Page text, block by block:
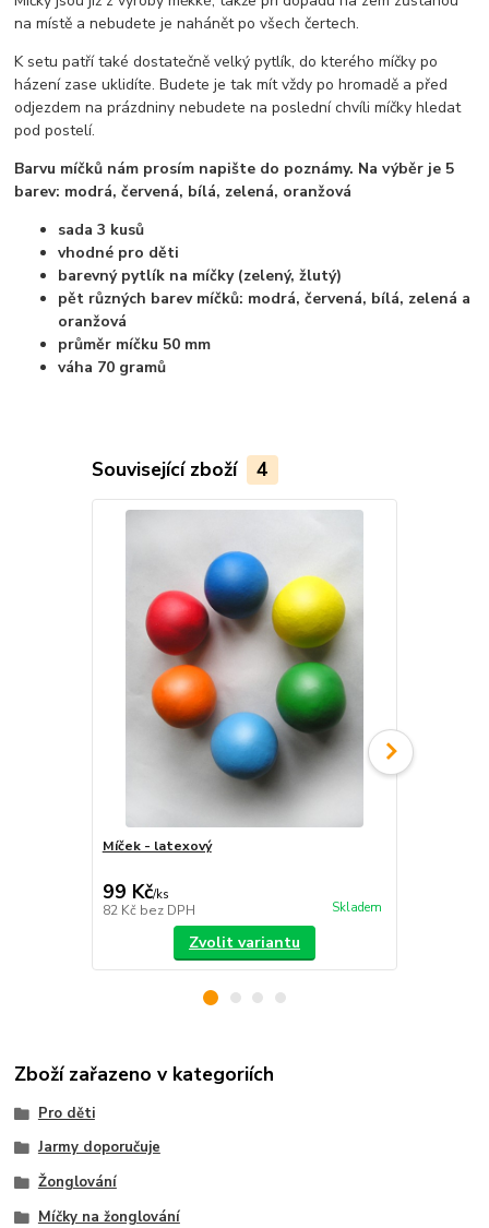
na místě a nebudete je nahánět po všech čertech.
K setu patří také dostatečně velký pytlík, do kterého míčky po
házení zase uklidíte. Budete je tak mít vždy po hromadě a před
odjezdem na prázdniny nebudete na poslední chvíli míčky hledat
pod postelí.
Barvu míčků nám prosím napište do poznámy. Na výběr je 5
barev: modrá, červená, bílá, zelená, oranžová
sada 3 kusů
vhodné pro děti
barevný pytlík na míčky (zelený, žlutý)
pět různých barev míčků: modrá, červená, bílá, zelená a
oranžová
průměr míčku 50 mm
váha 70 gramů
Související zboží 4
Míček - latexový
99 Kč/ks
82 Kč bez DPH Skladem
Zvolit variantu
Zboží zařazeno v kategoriích
Pro děti
Jarmy doporučuje
Žonglování
Míčky na žonglování